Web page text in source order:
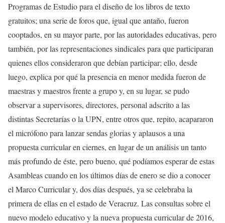
Programas de Estudio para el diseño de los libros de texto
gratuitos; una serie de foros que, igual que antaño, fueron
cooptados, en su mayor parte, por las autoridades educativas, pero
también, por las representaciones sindicales para que participaran
quienes ellos consideraron que debían participar; ello, desde
luego, explica por qué la presencia en menor medida fueron de
maestras y maestros frente a grupo y, en su lugar, se pudo
observar a supervisores, directores, personal adscrito a las
distintas Secretarías o la UPN, entre otros que, repito, acapararon
el micrófono para lanzar sendas glorias y aplausos a una
propuesta curricular en ciernes, en lugar de un análisis un tanto
más profundo de éste, pero bueno, qué podíamos esperar de estas
Asambleas cuando en los últimos días de enero se dio a conocer
el Marco Curricular y, dos días después, ya se celebraba la
primera de ellas en el estado de Veracruz. Las consultas sobre el
nuevo modelo educativo y la nueva propuesta curricular de 2016,